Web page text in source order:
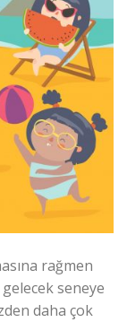
rağmen
seneye
daha çok